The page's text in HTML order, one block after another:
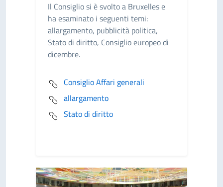
Il Consiglio si è svolto a Bruxelles e
ha esaminato i seguenti temi:
allargamento, pubblicità politica,
Stato di diritto, Consiglio europeo di
dicembre.
Consiglio Affari generali
allargamento
Stato di diritto